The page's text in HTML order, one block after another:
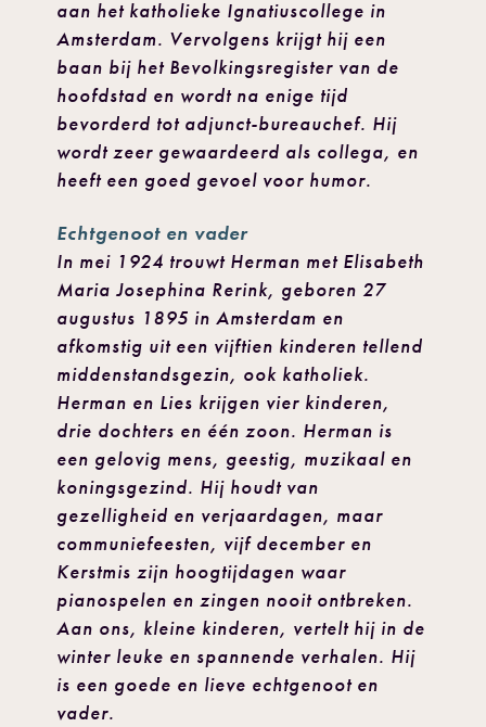
aan het katholieke Ignatiuscollege in
Amsterdam. Vervolgens krijgt hij een
baan bij het Bevolkingsregister van de
hoofdstad en wordt na enige tijd
bevorderd tot adjunct-bureauchef. Hij
wordt zeer gewaardeerd als collega, en
heeft een goed gevoel voor humor.
Echtgenoot en vader
In mei 1924 trouwt Herman met Elisabeth
Maria Josephina Rerink, geboren 27
augustus 1895 in Amsterdam en
afkomstig uit een vijftien kinderen tellend
middenstandsgezin, ook katholiek.
Herman en Lies krijgen vier kinderen,
drie dochters en één zoon. Herman is
een gelovig mens, geestig, muzikaal en
koningsgezind. Hij houdt van
gezelligheid en verjaardagen, maar
communiefeesten, vijf december en
Kerstmis zijn hoogtijdagen waar
pianospelen en zingen nooit ontbreken.
Aan ons, kleine kinderen, vertelt hij in de
winter leuke en spannende verhalen. Hij
is een goede en lieve echtgenoot en
vader.